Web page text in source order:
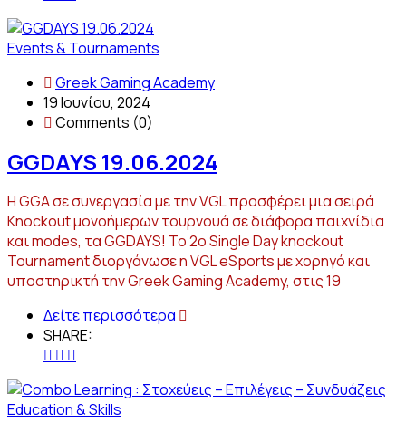
Events & Tournaments
Greek Gaming Academy
19 Ιουνίου, 2024
Comments (0)
GGDAYS 19.06.2024
Η GGA σε συνεργασία με την VGL προσφέρει μια σειρά
Knockout μονοήμερων τουρνουά σε διάφορα παιχνίδια
και modes, τα GGDAYS! Το 2ο Single Day knockout
Tournament διοργάνωσε η VGL eSports με χορηγό και
υποστηρικτή την Greek Gaming Academy, στις 19
Δείτε περισσότερα
SHARE:
Education & Skills